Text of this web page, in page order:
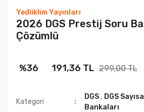
Yediiklim Yayınları
2026 DGS Prestij Soru
Çözümlü
%36 191,36 TL 299,00 TL
Kategori
DGS, DGS
Bankaları